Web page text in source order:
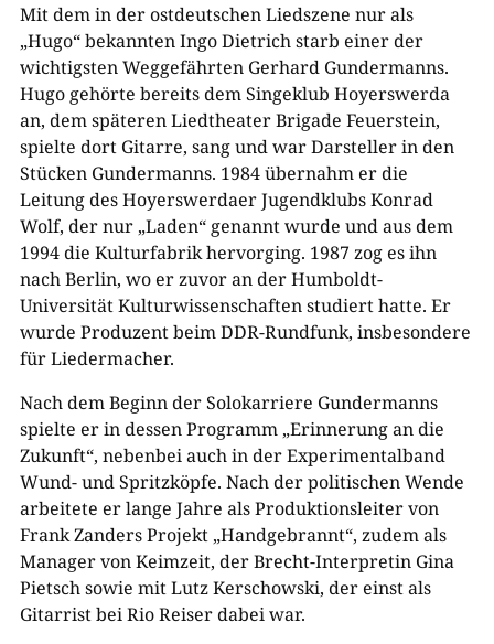
Mit dem in der ostdeutschen Liedszene nur als
„Hugo“ bekannten Ingo Dietrich starb einer der
wichtigsten Weggefährten Gerhard Gundermanns.
Hugo gehörte bereits dem Singeklub Hoyerswerda
an, dem späteren Liedtheater Brigade Feuerstein,
spielte dort Gitarre, sang und war Darsteller in den
Stücken Gundermanns. 1984 übernahm er die
Leitung des Hoyerswerdaer Jugendklubs Konrad
Wolf, der nur „Laden“ genannt wurde und aus dem
1994 die Kulturfabrik hervorging. 1987 zog es ihn
nach Berlin, wo er zuvor an der Humboldt-
Universität Kulturwissenschaften studiert hatte. Er
wurde Produzent beim DDR-Rundfunk, insbesondere
für Liedermacher.
Nach dem Beginn der Solokarriere Gundermanns
spielte er in dessen Programm „Erinnerung an die
Zukunft“, nebenbei auch in der Experimentalband
Wund- und Spritzköpfe. Nach der politischen Wende
arbeitete er lange Jahre als Produktionsleiter von
Frank Zanders Projekt „Handgebrannt“, zudem als
Manager von Keimzeit, der Brecht-Interpretin Gina
Pietsch sowie mit Lutz Kerschowski, der einst als
Gitarrist bei Rio Reiser dabei war.